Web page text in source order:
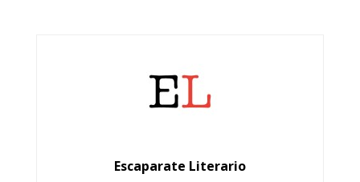
Escaparate Literario